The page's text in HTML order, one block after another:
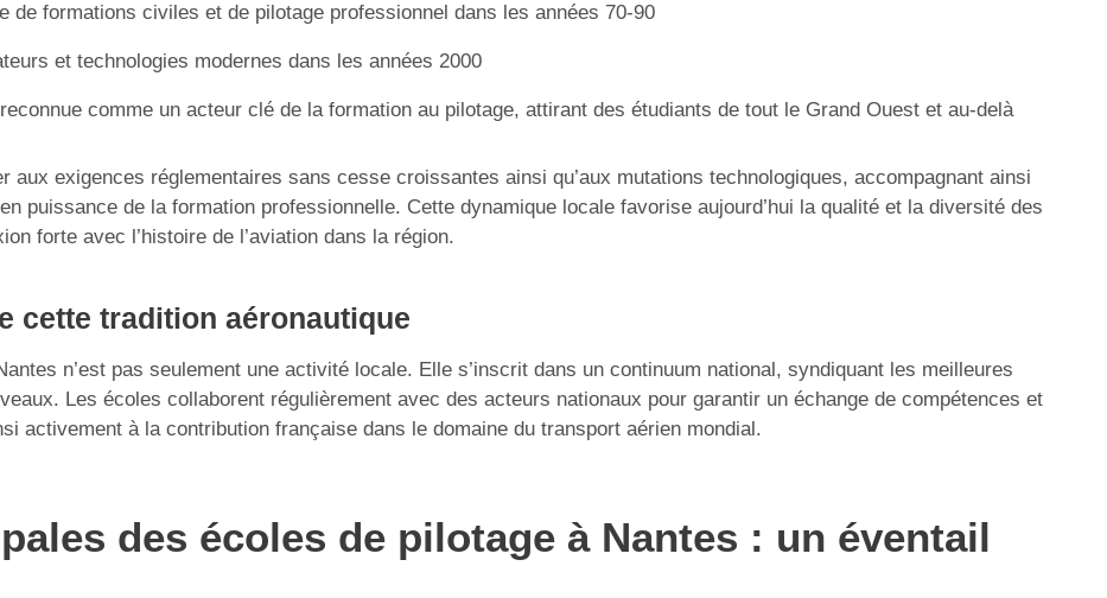
de formations civiles et de pilotage professionnel dans les années 70-90
et technologies modernes dans les années 2000
comme un acteur clé de la formation au pilotage, attirant des étudiants de tout le Grand Ouest et au-delà
aux exigences réglementaires sans cesse croissantes ainsi qu’aux mutations technologiques, accompagnant ainsi
puissance de la formation professionnelle. Cette dynamique locale favorise aujourd’hui la qualité et la diversité des
forte avec l’histoire de l’aviation dans la région.
cette tradition aéronautique
n’est pas seulement une activité locale. Elle s’inscrit dans un continuum national, syndiquant les meilleures
Les écoles collaborent régulièrement avec des acteurs nationaux pour garantir un échange de compétences et
activement à la contribution française dans le domaine du transport aérien mondial.
des écoles de pilotage à Nantes : un éventail